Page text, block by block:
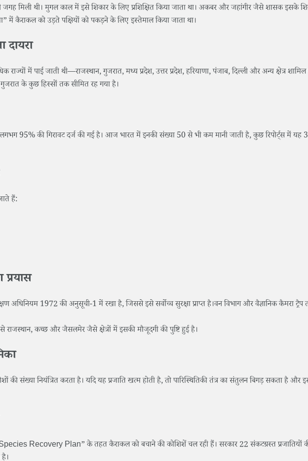
जगह मिली थी। मुगल काल में इसे शिकार के लिए प्रशिक्षित किया जाता था। अकबर और जहांगीर जैसे शासक इसके
में कैराकल को उड़ते पक्षियों को पकड़ने के लिए इस्तेमाल किया जाता था।
में पाई जाती थी—राजस्थान, गुजरात, मध्य प्रदेश, उत्तर प्रदेश, हरियाणा, पंजाब, दिल्ली और अन्य क्षेत्र
के कुछ हिस्सों तक सीमित रह गया है।
95% की गिरावट दर्ज की गई है। आज भारत में इनकी संख्या 50 से भी कम मानी जाती है, कुछ रिपोर्ट्स में
हैं:
अधिनियम 1972 की अनुसूची-1 में रखा है, जिससे इसे सर्वोच्च सुरक्षा प्राप्त है।वन विभाग और वैज्ञानिक कैमरा
कच्छ और जैसलमेर जैसे क्षेत्रों में इसकी मौजूदगी की पुष्टि हुई है।
की संख्या नियंत्रित करता है। यदि यह प्रजाति खत्म होती है, तो पारिस्थितिकी तंत्र का संतुलन बिगड़ सकता है और
Recovery Plan” के तहत कैराकल को बचाने की कोशिशें चल रही हैं। सरकार 22 संकटग्रस्त प्रजातियों